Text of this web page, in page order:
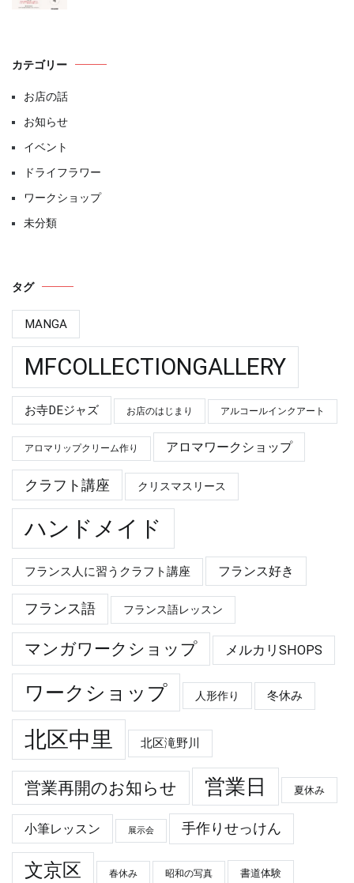
カテゴリー
お店の話
お知らせ
イベント
ドライフラワー
ワークショップ
未分類
タグ
MANGA
MFCOLLECTIONGALLERY
お寺DEジャズ お店のはじまり アルコールインクアート
アロマリップクリーム作り アロマワークショップ
クラフト講座 クリスマスリース
ハンドメイド
フランス人に習うクラフト講座 フランス好き
フランス語 フランス語レッスン
マンガワークショップ メルカリSHOPS
ワークショップ 人形作り 冬休み
北区中里 北区滝野川
営業再開のお知らせ 営業日 夏休み
小筆レッスン 展示会 手作りせっけん
文京区 春休み 昭和の写真 書道体験